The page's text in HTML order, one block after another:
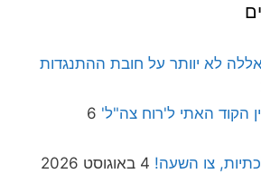
לא יוותר על חובת ההתנגדות
הקוד האתי ל'רוח צה"ל' 6
צו השעה! 4 באוגוסט 2026